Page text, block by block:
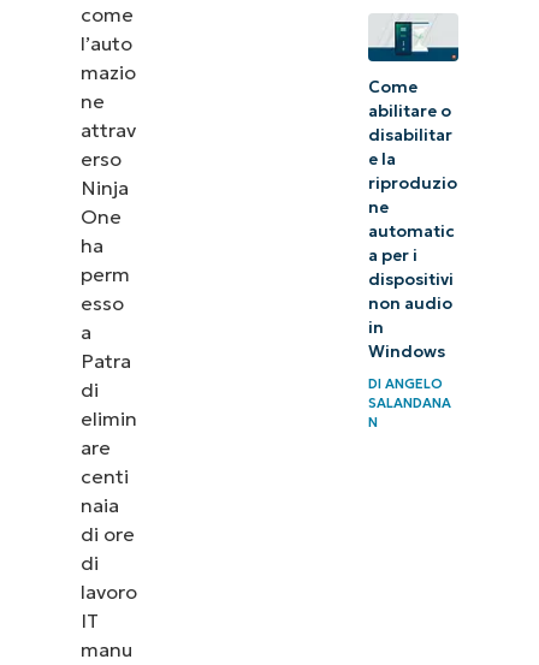
come
l’auto
mazio
ne
attrav
erso
Ninja
One
ha
perm
esso
a
Patra
di
elimin
are
centi
naia
di ore
di
lavoro
IT
manu
Come
abilitare o
disabilitar
e la
riproduzio
ne
automatic
a per i
dispositivi
non audio
in
Windows
DIANGELO
SALANDANA
N